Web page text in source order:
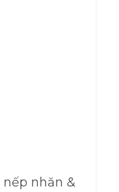
nhăn &